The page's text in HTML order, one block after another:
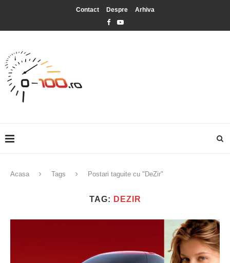
Contact Despre Arhiva
Acasa Tags Postari taguite cu "DeZir"
TAG: DEZIR